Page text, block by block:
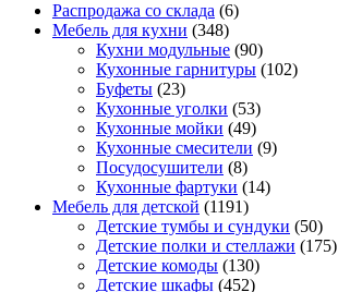
Распродажа со склада (6)
Мебель для кухни (348)
Кухни модульные (90)
Кухонные гарнитуры (102)
Буфеты (23)
Кухонные уголки (53)
Кухонные мойки (49)
Кухонные смесители (9)
Посудосушители (8)
Кухонные фартуки (14)
Мебель для детской (1191)
Детские тумбы и сундуки (50)
Детские полки и стеллажи (175)
Детские комоды (130)
Детские шкафы (452)